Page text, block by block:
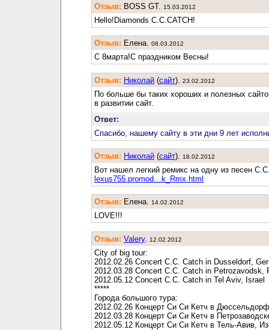
Отзыв: BOSS GT. 15.03.2012
Hello!Diamonds C.C.CATCH!
Отзыв: Елена. 08.03.2012
С 8марта!С праздником Весны!
Отзыв: Николай (cайт). 23.02.2012
По больше бы таких хороших и полезных
в развитии сайт.
Ответ:
Спасибо, нашему сайту в эти дни 9 лет
Отзыв: Николай (cайт). 18.02.2012
Вот нашел легкий ремикс на одну из песен
lexus755.promod…k_Rmx.html
Отзыв: Елена. 14.02.2012
LOVE!!!
Отзыв: Valery. 12.02.2012
City of big tour:
2012.02.26 Concert C.C. Catch in Dusseldorf,
2012.03.28 Concert C.C. Catch in Petrozavodsk,
2012.05.12 Concert C.C. Catch in Tel Aviv, Israel
*****
Города большого тура:
2012.02.26 Концерт Си Си Кетч в
2012.03.28 Концерт Си Си Кетч в
2012.05.12 Концерт Си Си Кетч в Тель-Авив,